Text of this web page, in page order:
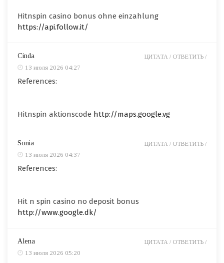
Hitnspin casino bonus ohne einzahlung
https://api.follow.it/
Cinda
13 июля 2026 04:27
References:
Hitnspin aktionscode http://maps.google.vg
ЦИТАТА / ОТВЕТИТЬ /
Sonia
13 июля 2026 04:37
References:
Hit n spin casino no deposit bonus
http://www.google.dk/
ЦИТАТА / ОТВЕТИТЬ /
Alena
13 июля 2026 05:20
ЦИТАТА / ОТВЕТИТЬ /